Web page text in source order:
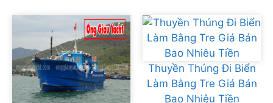
Thuyền Thúng Đi Biển
Làm Bằng Tre Giá Bán
Bao Nhiêu Tiền